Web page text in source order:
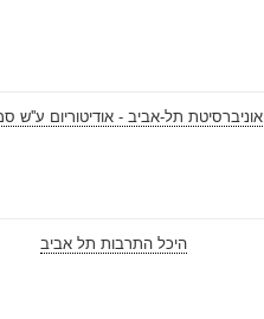
אוניברסיטת תל-אביב - אודיטוריום ע''ש
היכל התרבות תל אביב